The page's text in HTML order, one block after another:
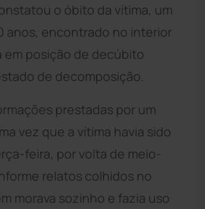
o óbito da vítima, um
anos, encontrado no interior
em posição de decúbito
de decomposição.
prestadas por um
vez que a vítima havia sido
feira, por volta de meio-
relatos colhidos no
morava sozinho e fazia uso